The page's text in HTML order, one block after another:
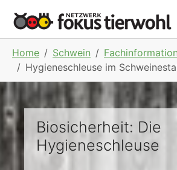
Home Schwein
Hygieneschleuse im
Biosicherheit: Die
Hygieneschleuse